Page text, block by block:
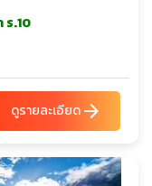
ร.10
ดูรายละเอียดarrow_forward